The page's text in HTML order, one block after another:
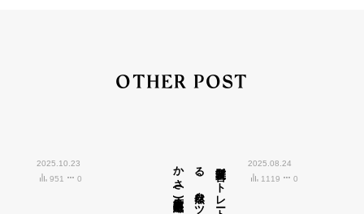
OTHER POST
2025.10.23
951
0 広島市中区紙屋町)
2025.08.24
1119
0